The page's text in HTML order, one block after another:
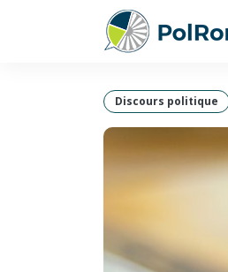
Discours politique